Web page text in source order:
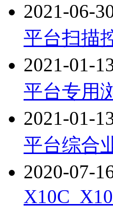
2021-06-
平台扫描
2021-01-
平台专用
2021-01-
平台综合
2020-07-